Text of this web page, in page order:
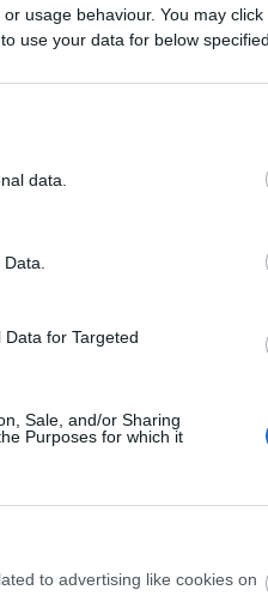
usage behaviour. You may
use your data for below
data.
for Targeted
Sale, and/or Sharing
Purposes for which it
to advertising like cookies on
bragd, mener 33-
jeg leve på resten av
i dag, sier Weng.
får vel la henne vinne
langbakken. Hun er
kan hente seg inn og
og legger til: